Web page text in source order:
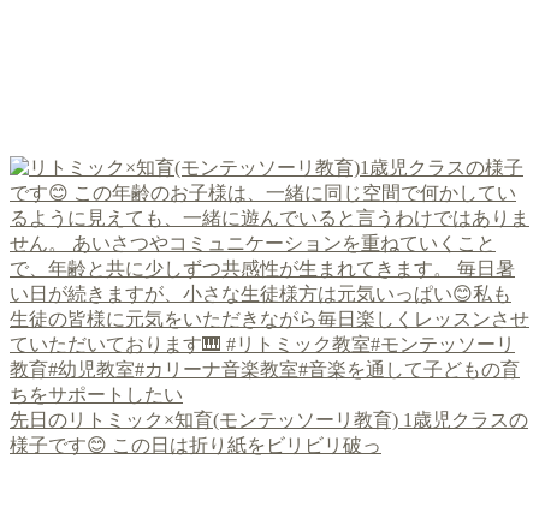
先日のリトミック×知育(モンテッソーリ教育) 1歳児クラスの
様子です😊 この日は折り紙をビリビリ破っ